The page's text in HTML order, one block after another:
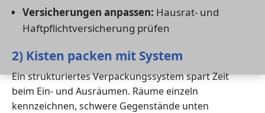
Versicherungen anpassen: Hausrat- und
Haftpflichtversicherung prüfen
2) Kisten packen mit System
Ein strukturiertes Verpackungssystem spart Zeit
beim Ein- und Ausräumen. Räume einzeln
kennzeichnen, schwere Gegenstände unten